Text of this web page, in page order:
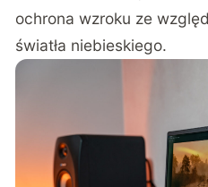
ochrona wzroku ze
światła niebieskiego.